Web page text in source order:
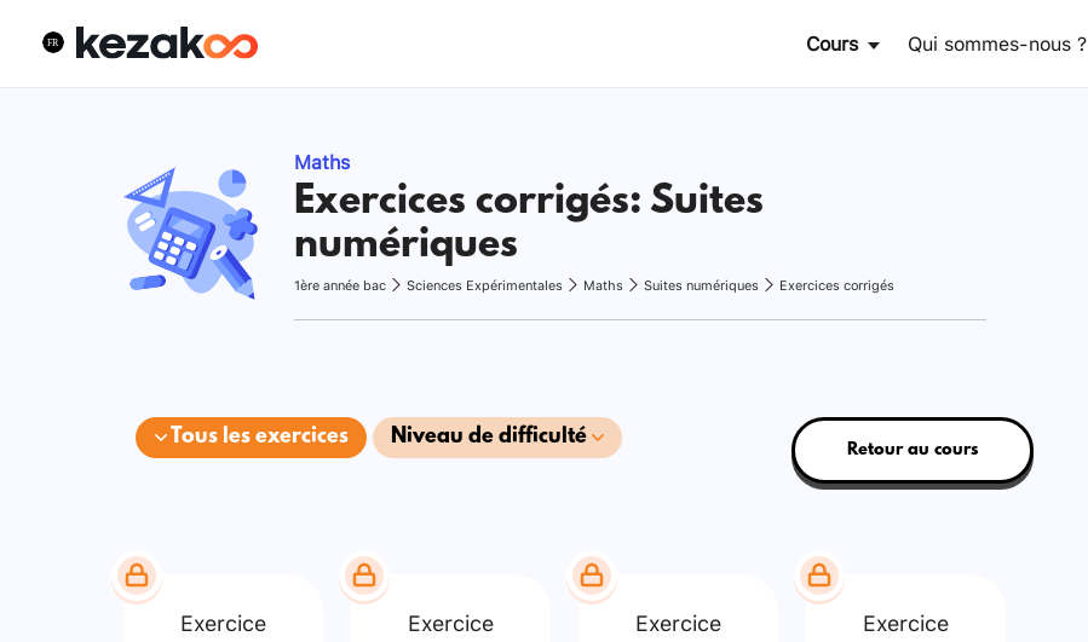
Cours Qui sommes-nous ?
Maths
Exercices corrigés: Suites
numériques
1ère année bac Sciences Expérimentales Maths Suites numériques Exercices corrigés
Tous les exercices Niveau de difficulté
Retour au cours
Exercice Exercice Exercice Exercice